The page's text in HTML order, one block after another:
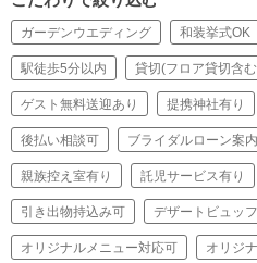
ガーデンウエディング 和装挙式OK
駅徒歩5分以内 貸切(フロア貸切含
ゲスト無料送迎あり 提携神社有り
後払い相談可 ブライダルローン案
親族控え室有り 託児サービス有り
引き出物持込み可 デザートビュッ
オリジナルメニュー対応可 オリジ